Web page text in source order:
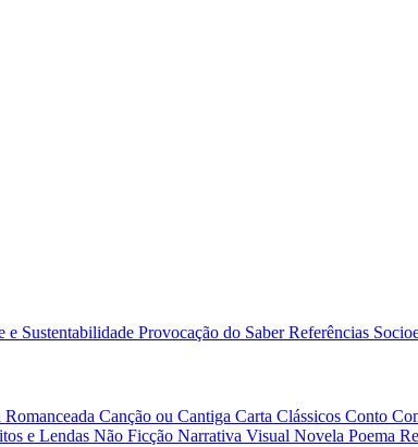
e Sustentabilidade Provocação do SaberReferências
Canção ou Cantiga Carta Clássicos Conto
e Lendas Não Ficção Narrativa Visual Novela Poema